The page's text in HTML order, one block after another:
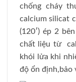
chống cháy
calcium silicat
(120′) ép 2
chất liệu từ
khói lửa khi
độ ổn định,bảo